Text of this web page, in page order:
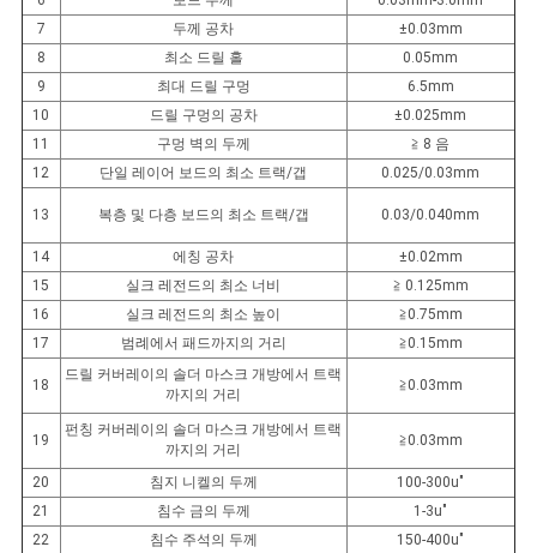
7
두께 공차
±0.03mm
8
최소 드릴 홀
0.05mm
9
최대 드릴 구멍
6.5mm
10
드릴 구멍의 공차
±0.025mm
11
구멍 벽의 두께
≧ 8 음
12
단일 레이어 보드의 최소 트랙/갭 0.025/0.03mm
13 복층 및 다층 보드의 최소 트랙/갭 0.03/0.040mm
14 에칭 공차
±0.02mm
15
실크 레전드의 최소 너비
≧ 0.125mm
16
실크 레전드의 최소 높이
≧0.75mm
17
범례에서 패드까지의 거리 ≧0.15mm
18
드릴 커버레이의 솔더 마스크 개방에서 트랙
까지의 거리
≧0.03mm
19
펀칭 커버레이의 솔더 마스크 개방에서 트랙
까지의 거리
≧0.03mm
20 침지 니켈의 두께
100-300u"
21
침수 금의 두께
1-3u"
22
침수 주석의 두께
150-400u"